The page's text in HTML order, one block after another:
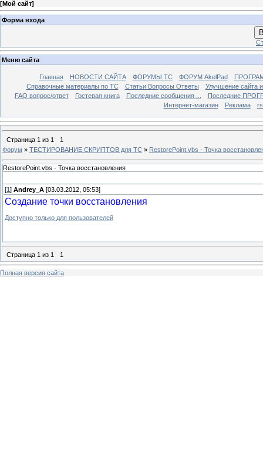
[Мой сайт]
Форма входа
Меню сайта
Главная НОВОСТИ САЙТА ФОРУМЫ TC ФОРУМ AkelPad
Справочные материалы по TС
Статьи Вопросы Ответы
Улучшение сайта
FAQ вопрос/ответ
Гостевая книга Последние сообщения ...
Последние
Интернет-магазин
Реклама
Страница 1 из 1
1
Форум » ТЕСТИРОВАНИЕ СКРИПТОВ для TC » RestorePoint.vbs - Точка
RestorePoint.vbs - Точка восстановления
[1 ] Andrey_A [03.03.2012, 05:53]
Создание точки восстановления
Доступно только для пользователей
Страница 1 из 1 1
Полная версия сайта